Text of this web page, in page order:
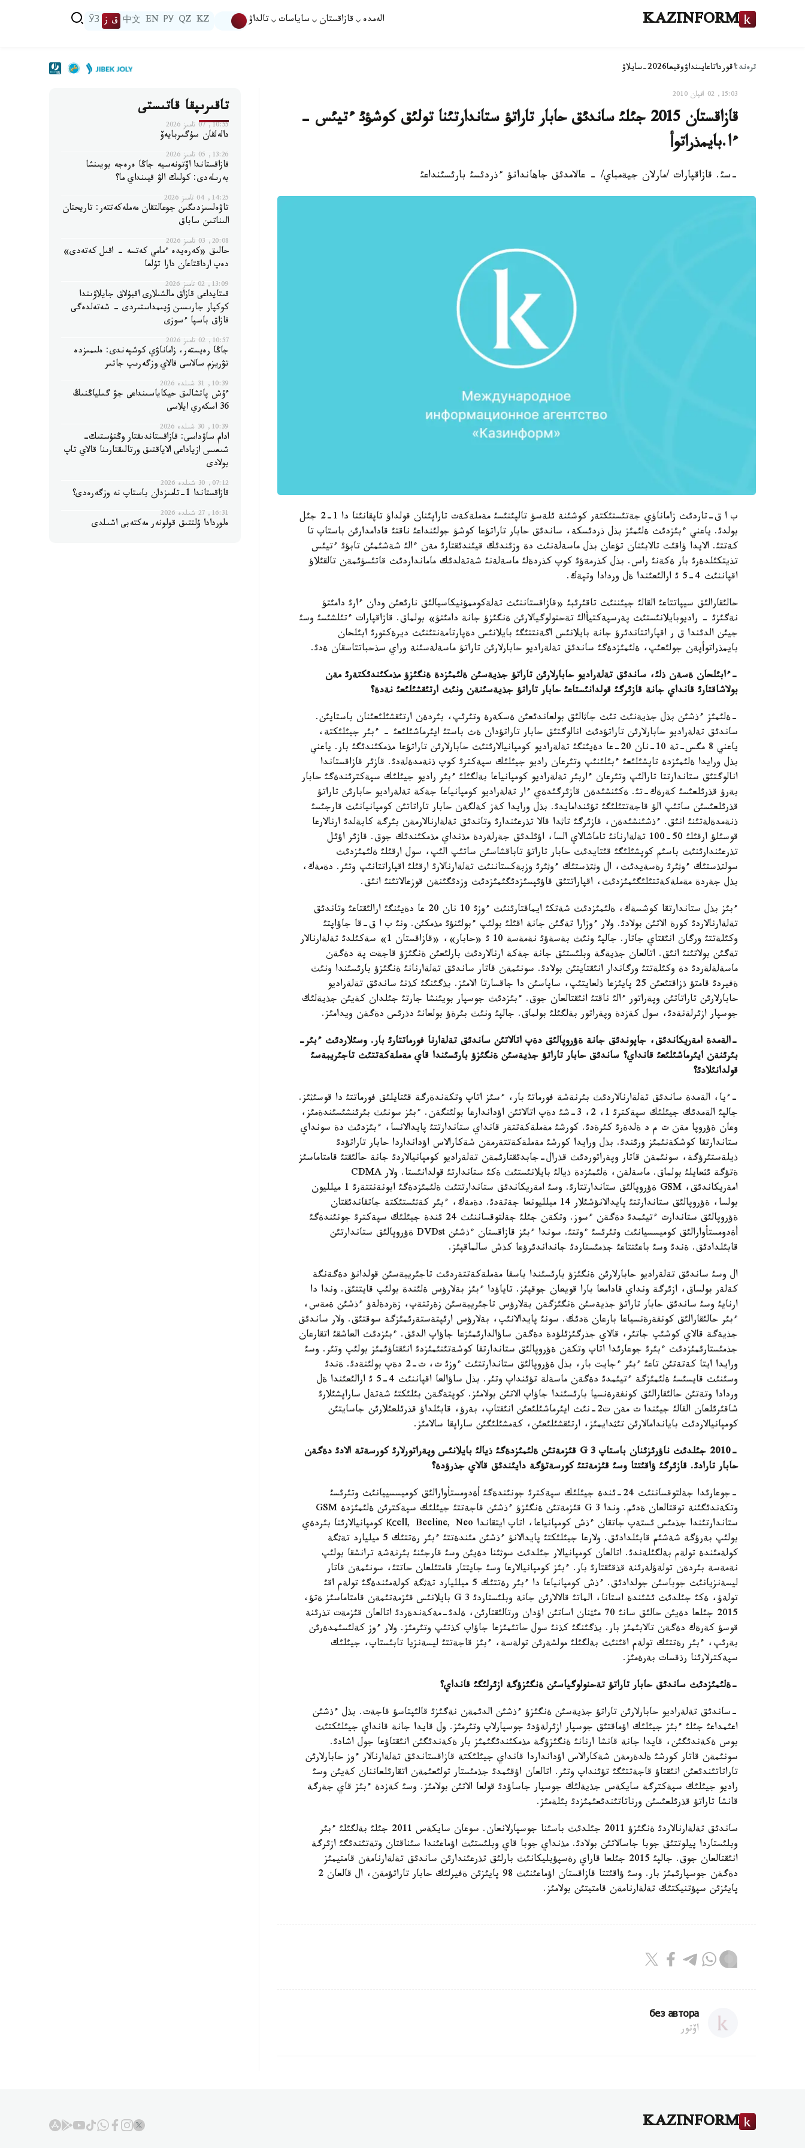
KAZINFORM الەمدە قازاقستان ساياسات تالداۋ KZ
QZ
РУ
EN
中文 ق ز ЎЗ
ترەند:اقورداتاعايىنداۋوقيعا2026-سايلاۋ
15:03, 02 اقپان 2010
قازاقستان 2015 جئلئ ساندئق حابار تاراتؤ ستاندارتئنا تولئق كوشؤئ ءتيئس -
ءا.بايمذراتوأ
-سئ. قازاقپارات /مارلان جيةمباي/ - عالامدئق جاهاندانؤ ءذردئسئ بارئسئنداعئ
ب ا ق-تاردئث زاماناؤي جةتئستئكتةر كوشئنة ئلةسؤ تالپئنئسئ مةملةكةت تاراپئنان قولداؤ تاپقانئنا دا 1-2 جئل
بولدئ. ياعني ءبئزدئث ةلئمئز بذل ذردئسكة، ساندئق حابار تاراتؤعا كوشؤ جولئنداعئ ناقتئ قادامدارئن باستاپ تا
كةتتئ. الايدا ؤاقئت تالابئنان تؤعان بذل ماسةلةنئث دة وزئندئك قيئندئقتارئ مةن ءالئ شةشئمئن تابؤئ ءتيئس
تذيتكئلدةرئ بار ةكةنئ راس. بذل كذرمةؤئ كوپ كذردةلئ ماسةلةنئ شةتةلدئك مامانداردئث قاتئسؤئمةن تالقئلاؤ
اقپاننئث 4-5 ئ ارالئعئندا ةل وردادا وتپةك.
حالئقارالئق سيپاتتاعئ القالئ جيئننئث تاقئرئبئ «قازاقستاننئث تةلةكوممؤنيكاسيالئق نارئعئن ودان ءارئ دامئتؤ
نةگئزئ - راديوبايلانئستئث پةرسپةكتيأالئ تةحنولوگيالارئن ةنگئزؤ جانة دامئتؤ» بولماق. قازاقپارات ءتئلشئسئ وسئ
جيئن الدئندا ق ر اقپاراتتاندئرؤ جانة بايلانئس اگةنتتئگئ بايلانئس دةپارتامةنتئنئث ديرةكتورئ ابئلحان
بايمذراتوأپةن جولئعئپ، ةلئمئزدةگئ ساندئق تةلةراديو حابارلارئن تاراتؤ ماسةلةسئنة وراي سذحباتتاسقان ةدئ.
-ءابئلحان ةسةن ذلئ، ساندئق تةلةراديو حابارلارئن تاراتؤ جذيةسئن ةلئمئزدة ةنگئزؤ مذمكئندئكتةرئ مةن
بولاشاقتارئ قانداي جانة قازئرگئ قولدانئستاعئ حابار تاراتؤ جذيةسئنةن ونئث ارتئقشئلئعئ نةدة؟
-ةلئمئز ءذشئن بذل جذيةنئث تئث جاثالئق بولعاندئعئن ةسكةرة وتئرئپ، بئردةن ارتئقشئلئعئنان باستايئن.
ساندئق تةلةراديو حابارلارئن تاراتؤدئث انالوگتئق حابار تاراتؤدان ةث باستئ ايئرماشئلئعئ - ءبئر جيئلئكتة،
ياعني 8 مگس-تة 10-نان 20-عا دةيئنگئ تةلةراديو كومپانيالارئنئث حابارلارئن تاراتؤعا مذمكئندئگئ بار. ياعني
بذل ورايدا ةلئمئزدة تاپشئلئعئ ءبئلئنئپ وتئرعان راديو جيئلئك سپةكترئ كوپ ذنةمدةلةدئ. قازئر قازاقستاندا
انالوگتئق ستاندارتتا تارالئپ وتئرعان ءاربئر تةلةراديو كومپانياعا بةلگئلئ ءبئر راديو جيئلئك سپةكترئندةگئ حابار
بةرؤ قذرئلعئسئ كةرةك-تئ. ةكئنشئدةن قازئرگئدةي ءار تةلةراديو كومپانياعا جةكة تةلةراديو حابارئن تاراتؤ
قذرئلعئسئن ساتئپ الؤ قاجةتتئلئگئ تؤئندامايدئ. بذل ورايدا كةز كةلگةن حابار تاراتاتئن كومپانيانئث قارجئسئ
ذنةمدةلةتئنئ انئق. ءذشئنشئدةن، قازئرگئ تاثدا قالا تذرعئندارئ وتاندئق تةلةارنالارمةن بئرگة كابةلدئ ارنالارعا
قوسئلؤ ارقئلئ 50-100 تةلةارنانئ تاماشالاي السا، اؤئلدئق جةرلةردة مذنداي مذمكئندئك جوق. قازئر اؤئل
تذرعئندارئنئث باسئم كوپشئلئگئ قئتايدئث حابار تاراتؤ تاباقشاسئن ساتئپ الئپ، سول ارقئلئ ةلئمئزدئث
سولتذستئك ءوثئرئ رةسةيدئث، ال وثتذستئك ءوثئرئ وزبةكستاننئث تةلةارنالارئ ارقئلئ اقپاراتتانئپ وتئر. دةمةك،
بذل جةردة مةملةكةتتئلئگئمئزدئث، اقپاراتتئق قاؤئپسئزدئگئمئزدئث وزدئگئنةن قوزعالاتئنئ انئق.
ءبئز بذل ستاندارتقا كوشسةك، ةلئمئزدئث شةتكئ ايماقتارئنئث ءوزئ 10 نان 20 عا دةيئنگئ ارالئقتاعئ وتاندئق
تةلةارنالاردئ كورة الاتئن بولادئ. ولار ءوزارا تةگئن جانة اقئلئ بولئپ ءبولئنؤئ مذمكئن. ونئ ب ا ق-قا جاؤاپتئ
وكئلةتتئ ورگان انئقتاي جاتار. جالپئ ونئث بةسةؤئ نةمةسة 10 ئ «حابار»، «قازاقستان 1» سةكئلدئ تةلةارنالار
تةگئن بولاتئنئ انئق. اتالعان جذيةگة وبلئستئق جانة جةكة ارنالاردئث بارلئعئن ةنگئزؤ قاجةت پة دةگةن
ماسةلةلةردئ دة وكئلةتتئ ورگاندار انئقتايتئن بولادئ. سونئمةن قاتار ساندئق تةلةارنانئ ةنگئزؤ بارئسئندا ونئث
ةفيردئ قامتؤ ذزاقتئعئن 25 پايئزعا ذلعايتئپ، ساپاسئن دا جاقسارتا الامئز. بذگئنگئ كذنئ ساندئق تةلةراديو
حابارلارئن تاراتاتئن وپةراتور ءالئ ناقتئ انئقتالعان جوق. ءبئزدئث جوسپار بويئنشا جارتئ جئلدان كةيئن جذيةلئك
جوسپار ازئرلةنةدئ، سول كةزدة وپةراتور بةلگئلئ بولماق. جالپئ ونئث بئرةؤ بولعانئ دذرئس دةگةن ويدامئز.
-الةمدة امةريكاندئق، جاپوندئق جانة ةؤروپالئق دةپ اتالاتئن ساندئق تةلةارنا فورماتتارئ بار. وسئلاردئث ءبئر-
بئرئنةن ايئرماشئلئعئ قانداي؟ ساندئق حابار تاراتؤ جذيةسئن ةنگئزؤ بارئسئندا قاي مةملةكةتتئث تاجئريبةسئ
قولدانئلادئ؟
-ءيا، الةمدة ساندئق تةلةارنالاردئث بئرنةشة فورماتئ بار، ءسئز اتاپ وتكةندةرگة قئتايلئق فورماتتئ دا قوسئثئز.
جالپئ الةمدئك جيئلئك سپةكترئ 1، 2، 3-شئ دةپ اتالاتئن اؤداندارعا بولئنگةن. ءبئز سونئث بئرئنشئسئندةمئز،
وعان ةؤروپا مةن ت م د ةلدةرئ كئرةدئ. كورشئ مةملةكةتتةر قانداي ستاندارتتئ پايدالانسا، ءبئزدئث دة سونداي
ستاندارتقا كوشكةنئمئز ورئندئ. بذل ورايدا كورشئ مةملةكةتتةرمةن شةكارالاس اؤدانداردا حابار تاراتؤدئ
ذيلةستئرؤگة، سونئمةن قاتار وپةراتوردئث قذرال-جابدئقتارئمةن تةلةراديو كومپانيالاردئ جانة حالئقتئ قامتاماسئز
ةتؤگة ئثعايلئ بولماق. ماسةلةن، ةلئمئزدة ذيالئ بايلانئستئث ةكئ ستاندارتئ قولدانئستا. ولار CDMA
امةريكاندئق، GSM ةؤروپالئق ستاندارتتارئ. وسئ امةريكاندئق ستاندارتتئث ةلئمئزدةگئ ابونةنتتةرئ 1 ميلليون
بولسا، ةؤروپالئق ستاندارتتئ پايدالانؤشئلار 14 ميلليونعا جةتةدئ. دةمةك، ءبئر كةثئستئكتة جاتقاندئقتان
ةؤروپالئق ستاندارت ءتيئمدئ دةگةن ءسوز. وتكةن جئلئ جةلتوقساننئث 24 ئندة جيئلئك سپةكترئ جونئندةگئ
أةدومستأوارالئق كوميسسيانئث وتئرئسئ ءوتتئ. سوندا ءبئز قازاقستان ءذشئن DVDst ةؤروپالئق ستاندارتئن
قابئلدادئق. ةندئ وسئ باعئتتاعئ جذمئستاردئ جانداندئرؤعا كذش سالماقپئز.
ال وسئ ساندئق تةلةراديو حابارلارئن ةنگئزؤ بارئسئندا باسقا مةملةكةتتةردئث تاجئريبةسئن قولدانؤ دةگةنگة
كةلةر بولساق، ازئرگة ونداي قادامعا بارا قويعان جوقپئز. تاياؤدا ءبئز بةلارؤس ةلئندة بولئپ قايتتئق. وندا دا
ارنايئ وسئ ساندئق حابار تاراتؤ جذيةسئن ةنگئزگةن بةلارؤس تاجئريبةسئن زةرتتةپ، زةردةلةؤ ءذشئن ةمةس،
ءبئر حالئقارالئق كونفةرةنسياعا بارعان ةدئك. سونئ پايدالانئپ، بةلارؤس ارئپتةستةرئمئزگة سوقتئق. ولار ساندئق
جذيةگة قالاي كوشئپ جاتئر، قالاي جذرگئزئلؤدة دةگةن ساؤالدارئمئزعا جاؤاپ الدئق. ءبئزدئث العاشقئ اتقارعان
جذمئستارئمئزدئث ءبئرئ جوعارئدا اتاپ وتكةن ةؤروپالئق ستاندارتقا كوشةتئنئمئزدئ انئقتاؤئمئز بولئپ وتئر. وسئ
ورايدا ايتا كةتةتئن تاعئ ءبئر ءجايت بار، بذل ةؤروپالئق ستاندارتتئث ءوزئ ت، ت-2 دةپ بولئنةدئ. ةندئ
وسئنئث قايسئسئ ةلئمئزگة ءتيئمدئ دةگةن ماسةلة تؤئنداپ وتئر. بذل ساؤالعا اقپاننئث 4-5 ئ ارالئعئندا ةل
وردادا وتةتئن حالئقارالئق كونفةرةنسيا بارئسئندا جاؤاپ الاتئن بولامئز. كوپتةگةن بئلئكتئ شةتةل ساراپشئلارئ
شاقئرئلعان القالئ جيئندا ت مةن ت2-نئث ايئرماشئلئعئن انئقتاپ، بةرؤ، قابئلداؤ قذرئلعئلارئن جاسايتئن
كومپانيالاردئث باياندامالارئن تئثدايمئز، ارتئقشئلئعئن، كةمشئلئگئن ساراپقا سالامئز.
-2010 جئلدئث ناؤرئزئنان باستاپ
G 3 قئزمةتئن ةلئمئزدةگئ ذيالئ بايلانئس وپةراتورلارئ كورسةتة الادئ دةگةن
حابار تارادئ. قازئرگئ ؤاقئتتا وسئ قئزمةتتئ كورسةتؤگة دايئندئق قالاي جذرؤدة؟
-جوعارئدا جةلتوقساننئث 24-ئندة جيئلئك سپةكترئ جونئندةگئ أةدومستأوارالئق كوميسسييانئث وتئرئسئ
وتكةندئگئنة توقتالعان ةدئم. وندا G 3 قئزمةتئن ةنگئزؤ ءذشئن قاجةتتئ جيئلئك سپةكترئن ةلئمئزدة GSM
ستاندارتئندا جذمئس ئستةپ جاتقان ءذش كومپانياعا، اتاپ ايتقاندا Ксell, Beeline, Neo كومپانيالارئنا بئردةي
بولئپ بةرؤگة شةشئم قابئلدادئق. ولارعا جيئلئكتئ پايدالانؤ ءذشئن مئندةتتئ ءبئر رةتتئك 5 ميليارد تةثگة
كولةمئندة تولةم بةلگئلةندئ. اتالعان كومپانيالار جئلدئث سوثئنا دةيئن وسئ قارجئنئ بئرنةشة ترانشقا بولئپ
نةمةسة بئردةن تولةؤلةرئنة قذقئقتارئ بار. ءبئز كومپانيالارعا وسئ جايتتار قامتئلعان حاتتئ، سونئمةن قاتار
ليسةنزيانئث جوباسئن جولدادئق. ءذش كومپانياعا دا ءبئر رةتتئك 5 ميلليارد تةثگة كولةمئندةگئ تولةم اقئ
تولةؤ، ةكئ جئلدئث ئشئندة استانا، الماتئ قالالارئن جانة وبلئستاردئ G 3 بايلانئس قئزمةتئمةن قامتاماسئز ةتؤ،
2015 جئلعا دةيئن حالئق سانئ 70 مئثنان اساتئن اؤدان ورتالئقتارئن، ةلدئ-مةكةندةردئ اتالعان قئزمةت تذرئنة
قوسؤ كةرةك دةگةن تالابئمئز بار. بذگئنگئ كذنئ سول حاتئمئزعا جاؤاپ كذتئپ وتئرمئز. ولار ءوز كةلئسئمدةرئن
بةرئپ، ءبئر رةتتئك تولةم اقئنئث بةلگئلئ مولشةرئن تولةسة، ءبئز قاجةتتئ ليسةنزيا تابئستاپ، جيئلئك
سپةكترلارئنا رذقسات بةرةمئز.
-ةلئمئزدئث ساندئق حابار تاراتؤ تةحنولوگياسئن ةنگئزؤگة ازئرلئگئ قانداي؟
-ساندئق تةلةراديو حابارلارئن تاراتؤ جذيةسئن ةنگئزؤ ءذشئن الدئمةن نةگئزئ قالئپتاسؤ قاجةت. بذل ءذشئن
اعئمداعئ جئلئ ءبئز جيئلئك اؤماقتئق جوسپار ازئرلةؤدئ جوسپارلاپ وتئرمئز. ول قايدا جانة قانداي جيئلئكتئث
بوس ةكةندئگئن، قايدا جانة قانشا ارنانئ ةنگئزؤگة مذمكئندئگئمئز بار ةكةندئگئن انئقتاؤعا جول اشادئ.
سونئمةن قاتار كورشئ ةلدةرمةن شةكارالاس اؤدانداردا قانداي جيئلئكتة قازاقستاندئق تةلةارنالار ءوز حابارلارئن
تاراتاتئندئعئن انئقتاؤ قاجةتتئگئ تؤئنداپ وتئر. اتالعان اؤقئمدئ جذمئستار تولئعئمةن اتقارئلعاننان كةيئن وسئ
راديو جيئلئك سپةكترگة سايكةس جذيةلئك جوسپار جاساؤدئ قولعا الاتئن بولامئز. وسئ كةزدة ءبئز قاي جةرگة
قانشا تاراتؤ قذرئلعئسئن ورناتاتئندئعئمئزدئ بئلةمئز.
ساندئق تةلةارنالاردئ ةنگئزؤ 2011 جئلدئث باسئنا جوسپارلانعان. سوعان سايكةس 2011 جئلئ بةلگئلئ ءبئر
وبلئستاردا پيلوتتئق جوبا جاسالاتئن بولادئ. مذنداي جوبا قاي وبلئستئث اؤماعئندا سئناقتان وتةتئندئگئ ازئرگة
انئقتالعان جوق. جالپئ 2015 جئلعا قاراي رةسپؤبليكانئث بارلئق تذرعئندارئن ساندئق تةلةارنامةن قامتيمئز
دةگةن جوسپارئمئز بار. وسئ ؤاقئتتا قازاقستان اؤماعئنئث 98 پايئزئن ةفيرلئك حابار تاراتؤمةن، ال قالعان 2
پايئزئن سپؤتنيكتئك تةلةارنامةن قامتيتئن بولامئز.
без автора
اۆتور
تاقىرىپقا قاتىستى
10:55, 07 تامىز 2026
دالەلقان سۇگىربايەۆ
13:26, 05 تامىز 2026
قازاقستاندا اۆتونەسيە جاڭا ەرەجە بويىنشا
بەرىلەدى: كولىك الۋ قيىنداي ما؟
14:25, 04 تامىز 2026
تاۋەلسىزدىگىن جوعالتقان مەملەكەتتەر: تاريحتان
الىناتىن ساباق
20:08, 03 تامىز 2026
حالىق «كەرەيدە ءمامي كەتسە - اقىل كەتەدى»
دەپ ارداقتاعان دارا تۇلعا
13:09, 02 تامىز 2026
قىتايداعى قازاق مالشىلارى اقبۇلاق جايلاۋىندا
كوكپار جارىسىن ۇيىمداستىردى - شەتەلدەگى
قازاق باسپا ءسوزى
10:57, 02 تامىز 2026
جاڭا رەيستەر، زاماناۋي كوشپەندى: ەلىمىزدە
تۋريزم سالاسى قالاي وزگەرىپ جاتىر
10:39, 31 شىلدە 2026
ءۇش پاتشالىق حيكاياسىنداعى جۋ گىلياڭنىڭ
36 اسكەري ايلاسى
10:39, 30 شىلدە 2026
ادام ساۋداسى: قازاقستاندىقتار وڭتۇستىك-
شىعىس ازياداعى الاياقتىق ورتالىقتارىنا قالاي تاپ
بولادى
07:12, 30 شىلدە 2026
قازاقستاندا 1-تامىزدان باستاپ نە وزگەرەدى؟
16:31, 27 شىلدە 2026
ەلوردادا ۇلتتىق قولونەر مەكتەبى اشىلدى
KAZINFORM